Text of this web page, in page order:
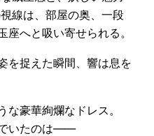
線は、部屋の奥、一段
へと吸い寄せられる。
を捉えた瞬間、響は息を
豪華絢爛なドレス。
でいたのは——